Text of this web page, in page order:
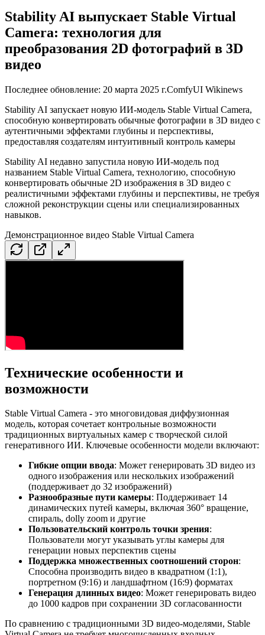
Stability AI выпускает Stable Virtual
Camera: технология для
преобразования 2D фотографий в 3D
видео
Последнее обновление: 20 марта 2025 г.ComfyUI Wikinews
Stability AI запускает новую ИИ-модель Stable Virtual Camera,
способную конвертировать обычные фотографии в 3D видео с
аутентичными эффектами глубины и перспективы,
предоставляя создателям интуитивный контроль камеры
Stability AI недавно запустила новую ИИ-модель под
названием Stable Virtual Camera, технологию, способную
конвертировать обычные 2D изображения в 3D видео с
реалистичными эффектами глубины и перспективы, не требуя
сложной реконструкции сцены или специализированных
навыков.
Демонстрационное видео Stable Virtual Camera
Технические особенности и
возможности
Stable Virtual Camera - это многовидовая диффузионная
модель, которая сочетает контрольные возможности
традиционных виртуальных камер с творческой силой
генеративного ИИ. Ключевые особенности модели включают:
Гибкие опции ввода: Может генерировать 3D видео из
одного изображения или нескольких изображений
(поддерживает до 32 изображений)
Разнообразные пути камеры: Поддерживает 14
динамических путей камеры, включая 360° вращение,
спираль, dolly zoom и другие
Пользовательский контроль точки зрения:
Пользователи могут указывать углы камеры для
генерации новых перспектив сцены
Поддержка множественных соотношений сторон:
Способна производить видео в квадратном (1:1),
портретном (9:16) и ландшафтном (16:9) форматах
Генерация длинных видео: Может генерировать видео
до 1000 кадров при сохранении 3D согласованности
По сравнению с традиционными 3D видео-моделями, Stable